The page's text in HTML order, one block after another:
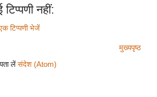
टिप्पणी नहीं:
टिप्पणी भेजें
मुख्यपृष्ठ
लेंसंदेश (Atom)